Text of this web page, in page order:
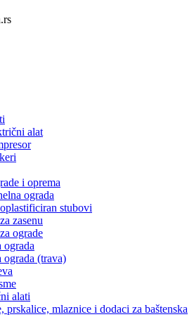
alat
i oprema
ograda
stubovi
zasenu
ograde
ograda
ograda (trava)
alati
prskalice, mlaznice i dodaci za baštenska